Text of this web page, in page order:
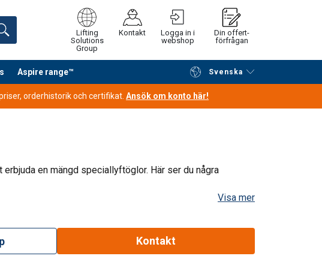
Lifting
Solutions
Group
Kontakt
Logga in i
webshop
Din offert-
förfrågan
Aspire range™ Svenska
Fortsätt handla Gå till kassan
orderhistorik och certifikat. Ansök om konto här!
en mängd speciallyftöglor. Här ser du några
Visa mer
Kontakt